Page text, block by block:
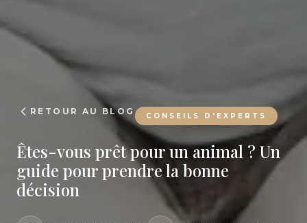
RETOUR AU BLOG CONSEILS D'EXPERTS
Êtes-vous prêt pour un animal ? Un
guide pour prendre la bonne
décision